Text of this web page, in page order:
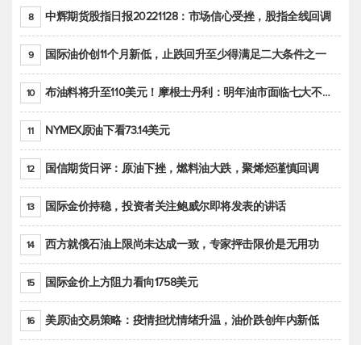
8 中辉期货股指日报20221128：市场信心受挫，股指全线回调
9 国际油价创11个月新低，止跌回升至少得满足二大条件之一
10 布油料将升至110美元！摩根士丹利：明年油市面临七大不确定性
11 NYMEX原油下看73.14美元
12 国信期货日评：原油下挫，燃料油大跌，聚烯烃谨慎回调
13 国际金价持稳，投资者关注鲍威尔即将发表的讲话
14 西方就俄石油上限尚未达成一致，专家抨击限价是无用功
15 国际金价上方阻力看向1758美元
16 美原油交易策略：疫情担忧情绪升温，油价跌创年内新低